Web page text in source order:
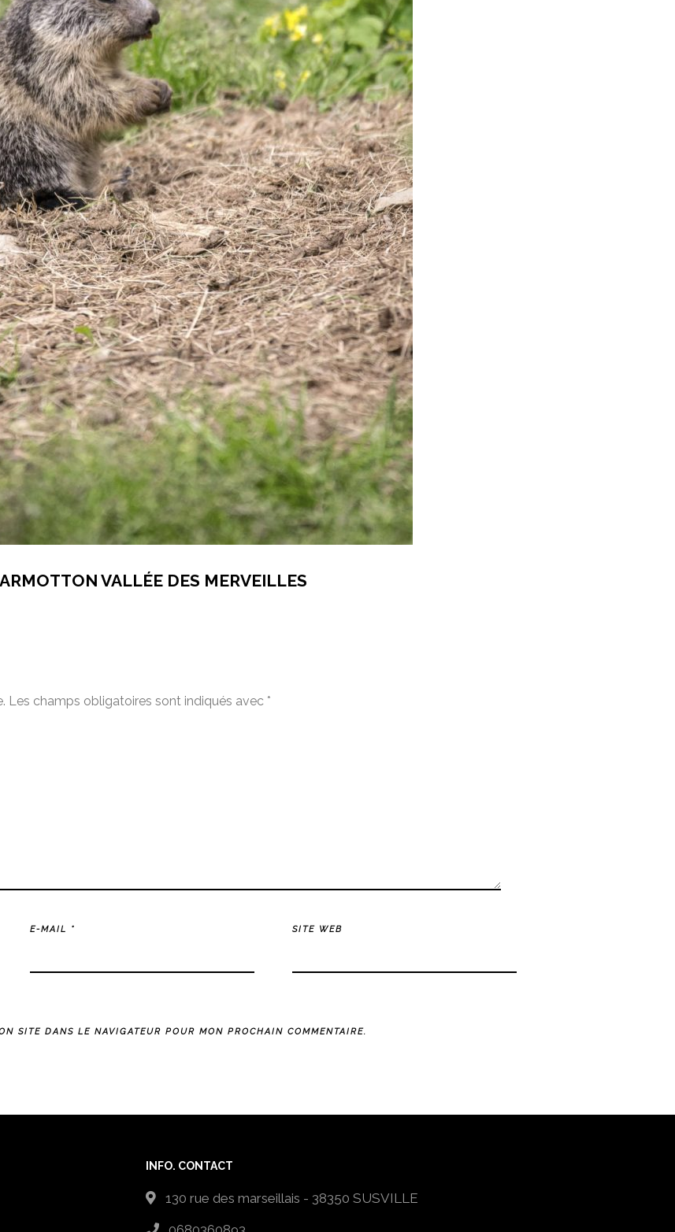
VALLÉE DES MERVEILLES
Les champs obligatoires sont indiqués avec *
E-MAIL * SITE WEB
SITE DANS LE NAVIGATEUR POUR MON PROCHAIN COMMENTAIRE.
INFO. CONTACT
130 rue des marseillais - 38350 SUSVILLE